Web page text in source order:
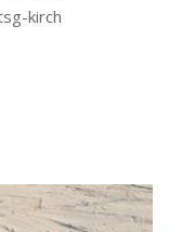
kirch